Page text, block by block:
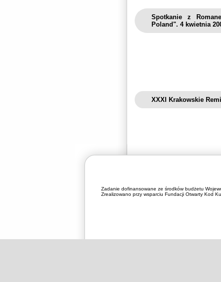
Spotkanie z
Poland". 4 kwietnia
XXXI Krakowskie
Zadanie dofinansowane ze środków budżetu
Zrealizowano przy wsparciu Fundacji Otwarty Kod